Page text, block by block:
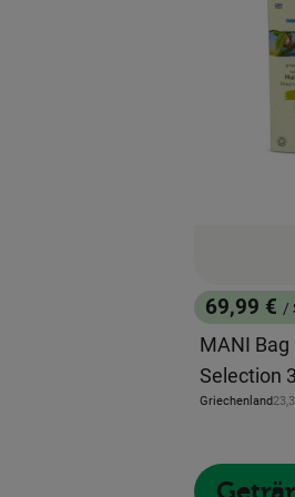
, Preis:
69,99 € /
MANI Bag
Selection 3l
, Herkunft:
Griechenland,